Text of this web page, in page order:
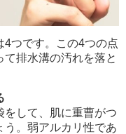
4つです。この4つの点
排水溝の汚れを落と
をして、肌に重曹がつ
う。弱アルカリ性であ